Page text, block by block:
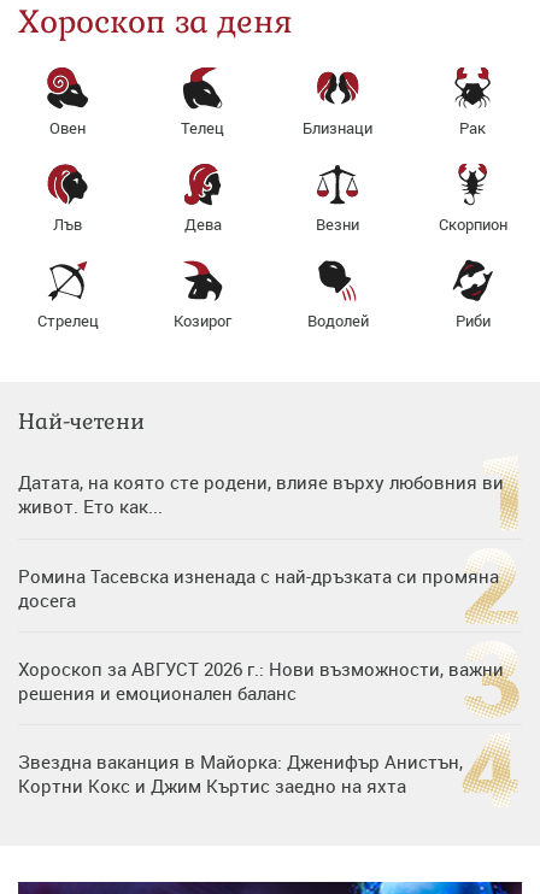
Хороскоп за деня
Овен Телец Близнаци Рак
Лъв Дева Везни Скорпион
Стрелец Козирог Водолей Риби
Най-четени
Датата, на която сте родени, влияе върху любовния ви
живот. Ето как...
Ромина Тасевска изненада с най-дръзката си промяна
досега
Хороскоп за АВГУСТ 2026 г.: Нови възможности, важни
решения и емоционален баланс
Звездна ваканция в Майорка: Дженифър Анистън,
Кортни Кокс и Джим Къртис заедно на яхта
си деца на семейна морска приказка